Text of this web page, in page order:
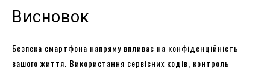
Висновок
Безпека смартфона напряму впливає на конфіденційність
вашого життя. Використання сервісних кодів, контроль